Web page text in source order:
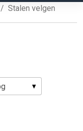
Stalen velgen